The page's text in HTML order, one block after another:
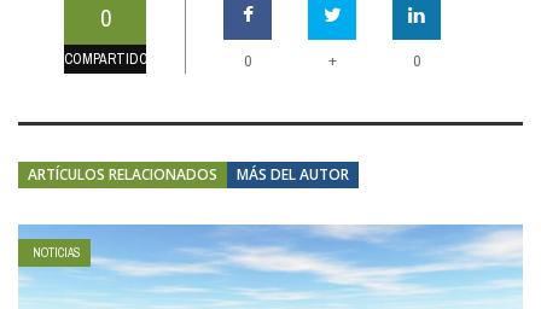
0
COMPARTIDOS 0 + 0
ARTÍCULOS RELACIONADOS MÁS DEL AUTOR
NOTICIAS